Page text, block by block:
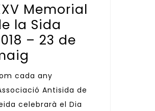
Memorial
la Sida
– 23 de
cada any
Antisida de
celebrarà el Dia